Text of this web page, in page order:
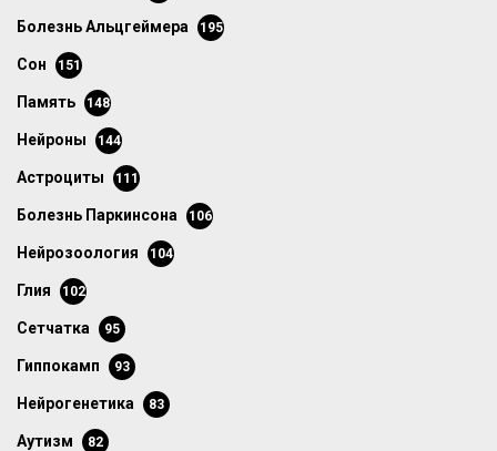
болезнь Альцгеймера 195
сон 151
память 148
нейроны 144
астроциты 111
болезнь Паркинсона 106
нейрозоология 104
глия 102
сетчатка 95
гиппокамп 93
нейрогенетика 83
аутизм 82